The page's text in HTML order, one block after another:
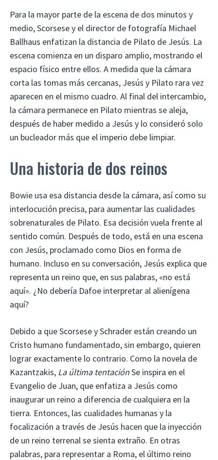
Para la mayor parte de la escena de dos minutos y
medio, Scorsese y el director de fotografía Michael
Ballhaus enfatizan la distancia de Pilato de Jesús. La
escena comienza en un disparo amplio, mostrando el
espacio físico entre ellos. A medida que la cámara
corta las tomas más cercanas, Jesús y Pilato rara vez
aparecen en el mismo cuadro. Al final del intercambio,
la cámara permanece en Pilato mientras se aleja,
después de haber medido a Jesús y lo consideró solo
un bucleador más que el imperio debe limpiar.
Una historia de dos reinos
Bowie usa esa distancia desde la cámara, así como su
interlocución precisa, para aumentar las cualidades
sobrenaturales de Pilato. Esa decisión vuela frente al
sentido común. Después de todo, está en una escena
con Jesús, proclamado como Dios en forma de
humano. Incluso en su conversación, Jesús explica que
representa un reino que, en sus palabras, «no está
aquí». ¿No debería Dafoe interpretar al alienígena
aquí?
Debido a que Scorsese y Schrader están creando un
Cristo humano fundamentado, sin embargo, quieren
lograr exactamente lo contrario. Como la novela de
Kazantzakis, La última tentaciónSe inspira en el
Evangelio de Juan, que enfatiza a Jesús como
inaugurar un reino a diferencia de cualquiera en la
tierra. Entonces, las cualidades humanas y la
focalización a través de Jesús hacen que la inyección
de un reino terrenal se sienta extraño. En otras
palabras, para representar a Roma, el último reino